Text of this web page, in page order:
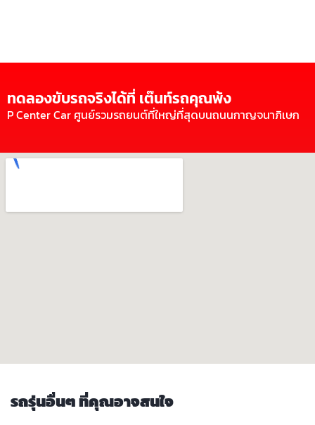
ทดลองขับรถจริงได้ที่ เต๊นท์รถคุณพ้ง
P Center Car ศูนย์รวมรถยนต์ที่ใหญ่ที่สุดบนถนนกาญจนาภิเษก
รถรุ่นอื่นๆ ที่คุณอาจสนใจ